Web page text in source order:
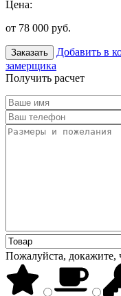
Цена:
от 78 000 руб.
Заказать Добавить в
замерщика
Получить расчет
Пожалуйста, докажите,